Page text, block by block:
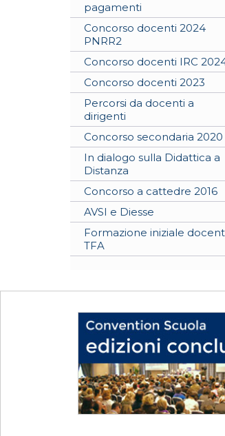
pagamenti
Concorso docenti 2024
PNRR2
Concorso docenti IRC
Concorso docenti 2023
Percorsi da docenti a
dirigenti
Concorso secondaria 2020
In dialogo sulla Didattica a
Distanza
Concorso a cattedre 2016
AVSI e Diesse
Formazione iniziale
TFA